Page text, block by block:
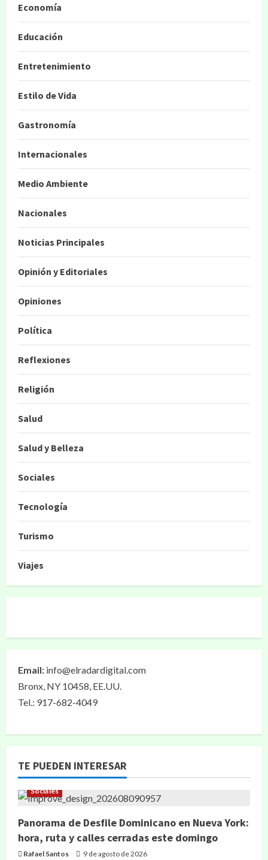
Economía
Educación
Entretenimiento
Estilo de Vida
Gastronomía
Internacionales
Medio Ambiente
Nacionales
Noticias Principales
Opinión y Editoriales
Opiniones
Política
Reflexiones
Religión
Salud
Salud y Belleza
Sociales
Tecnología
Turismo
Viajes
Email: info@elradardigital.com
Bronx, NY 10458, EE.UU.
Tel.: 917-682-4049
TE PUEDEN INTERESAR
Sociales
Panorama de Desfile Dominicano en Nueva York:
hora, ruta y calles cerradas este domingo
Rafael Santos 9 de agosto de 2026